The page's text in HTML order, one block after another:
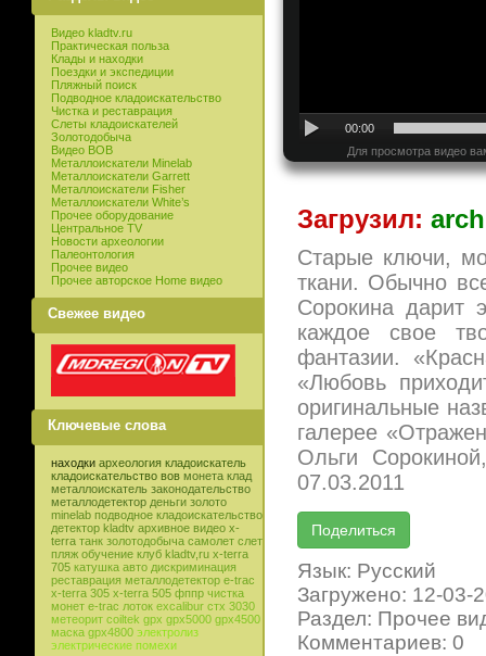
Видео kladtv.ru
Практическая польза
Клады и находки
Поездки и экспедиции
Пляжный поиск
Подводное кладоискательство
Чистка и реставрация
Слеты кладоискателей
Золотодобыча
Видео ВОВ
Металлоискатели Minelab
Металлоискатели Garrett
Металлоискатели Fisher
Металлоискатели White’s
Прочее оборудование
Центральное TV
Новости археологии
Палеонтология
Прочее видео
Прочее авторское Home видео
Свежее видео
Ключевые слова
находки археология кладоискатель
кладоискательство вов монета клад
металлоискатель законодательство
металлодетектор деньги золото
minelab подводное кладоискательство
детектор kladtv архивное видео x-
terra танк золотодобыча самолет слет
пляж обучение клуб kladtv,ru x-terra
705 катушка авто дискриминация
реставрация металлодетектор e-trac
x-terra 305 x-terra 505 фппр чистка
монет e-trac лоток excalibur стх 3030
метеорит coiltek gpx gpx5000 gpx4500
маска gpx4800 электролиз
электрические помехи
00:00
Для просмотра видео
Загрузил:
Старые ключи,
ткани. Обычно
Сорокина дарит
каждое свое
фантазии.
«Любовь
оригинальные
галерее
Ольги
07.03.2011
Язык: Русский
Загружено: 12-03-
Раздел: Прочее
Комментариев: 0